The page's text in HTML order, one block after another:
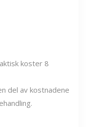
koster 8
del av kostnadene